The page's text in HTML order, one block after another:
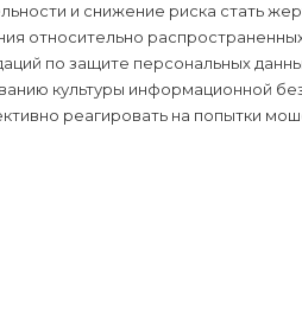
и снижение риска стать
относительно
по защите персональных
культуры информационной
реагировать на попытки